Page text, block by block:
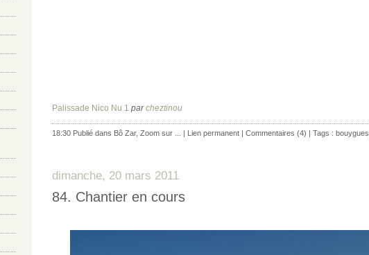
Palissade Nico Nu 1 parcheztinou
18:30 Publié dans Bô Zar, Zoom sur ... | Lien permanent | Commentaires (4) | Tags : bouygues
dimanche, 20 mars 2011
84. Chantier en cours